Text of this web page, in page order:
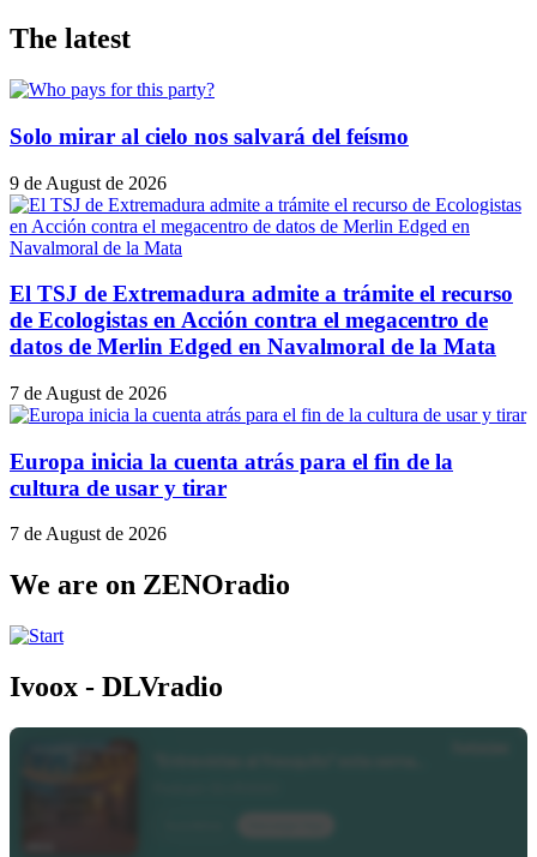
The latest
Solo mirar al cielo nos salvará del feísmo
9 de August de 2026
El TSJ de Extremadura admite a trámite el recurso
de Ecologistas en Acción contra el megacentro de
datos de Merlin Edged en Navalmoral de la Mata
7 de August de 2026
Europa inicia la cuenta atrás para el fin de la
cultura de usar y tirar
7 de August de 2026
We are on ZENOradio
Ivoox - DLVradio